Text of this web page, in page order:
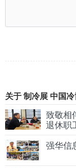
关于 制冷展 中国
致敬相
退休职
强华信